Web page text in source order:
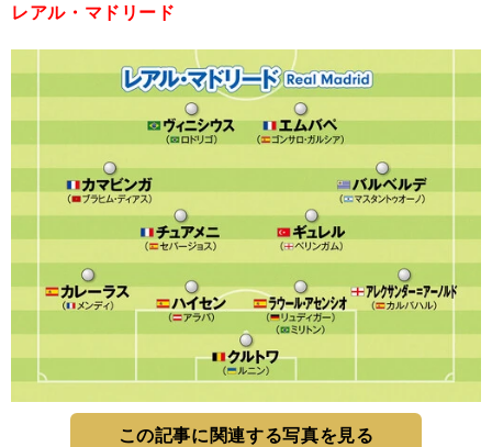
レアル・マドリード
この記事に関連する写真を見る